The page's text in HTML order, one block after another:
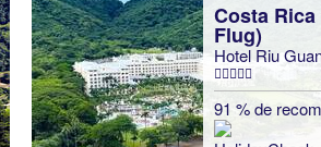
Costa Rica
Flug)
Hotel Riu
91 % de